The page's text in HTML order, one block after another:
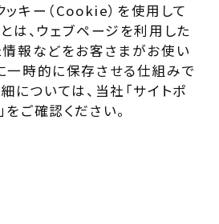
ッキー（Cookie）を使用して
は、ウェブページを利用した
情報などをお客さまがお使い
一時的に保存させる仕組みで
については、当社「サイトポ
ご確認ください。